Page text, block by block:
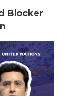
Blocker